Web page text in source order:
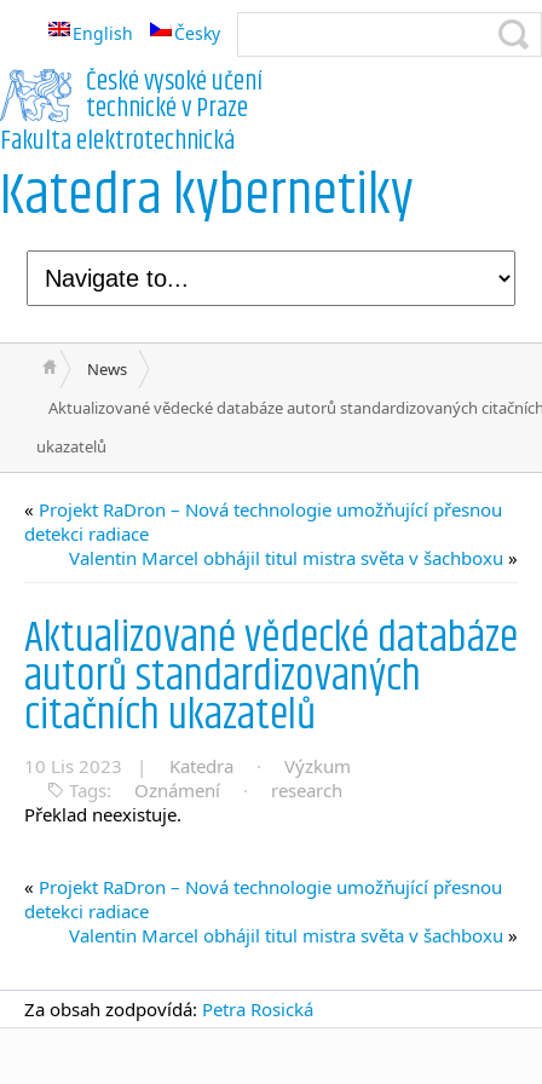
English Česky
České vysoké učení
technické v Praze
Fakulta elektrotechnická
Katedra kybernetiky
News
Aktualizované vědecké databáze autorů standardizovaných
ukazatelů
« Projekt RaDron – Nová technologie umožňující přesnou
detekci radiace
Valentin Marcel obhájil titul mistra světa v šachboxu »
Aktualizované vědecké databáze
autorů standardizovaných
citačních ukazatelů
10 Lis 2023 | Katedra ·
Výzkum
Tags:
Oznámení ·
research
Překlad neexistuje.
« Projekt RaDron – Nová technologie umožňující přesnou
detekci radiace
Valentin Marcel obhájil titul mistra světa v šachboxu »
Za obsah zodpovídá: Petra Rosická